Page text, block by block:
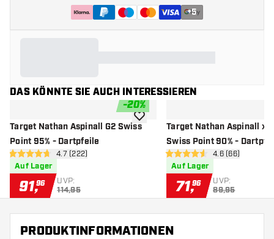
+5
DAS KÖNNTE SIE AUCH INTERESSIEREN
-20%
Target Nathan Aspinall G2 Swiss
Point 95% - Dartpfeile
Bewertungsbereich öffnen
4.7 Bewertungssterne
4.7 (222)
Auf Lager
91,96 UVP:
114,95
Zur Wunschliste hinzufügen
Target Nathan Aspinall x
Swiss Point 90% -
4.6 Bewertungssterne
4.6 (66)
Auf Lager
71,96 UVP:
89,95
PRODUKTINFORMATIONEN